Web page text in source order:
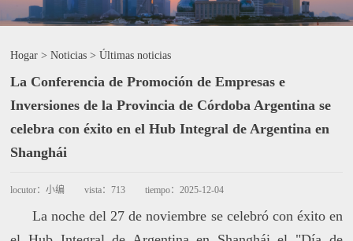
Hogar >Noticias >Últimas noticias
La Conferencia de Promoción de Empresas e
Inversiones de la Provincia de Córdoba Argentina se
celebra con éxito en el Hub Integral de Argentina en
Shanghái
locutor：小编 vista：713 tiempo：2025-12-04
La noche del 27 de noviembre se celebró con éxito en